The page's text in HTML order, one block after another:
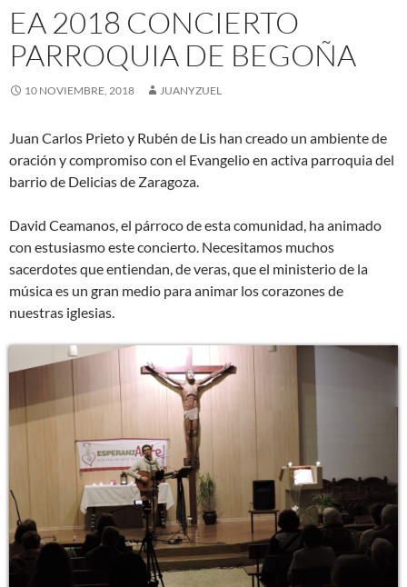
EA 2018 CONCIERTO
PARROQUIA DE BEGOÑA
10 NOVIEMBRE, 2018 JUANYZUEL
Juan Carlos Prieto y Rubén de Lis han creado un ambiente de
oración y compromiso con el Evangelio en activa parroquia del
barrio de Delicias de Zaragoza.
David Ceamanos, el párroco de esta comunidad, ha animado
con estusiasmo este concierto. Necesitamos muchos
sacerdotes que entiendan, de veras, que el ministerio de la
música es un gran medio para animar los corazones de
nuestras iglesias.